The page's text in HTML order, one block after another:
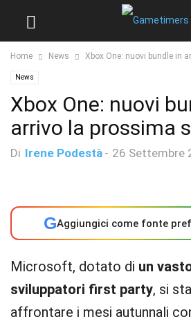
Home News Xbox One: nuovi bundle in
News
Xbox One: nuovi
arrivo la prossima
Di Irene Podestà - 26 Settembre
GAggiungici come fonte
Microsoft, dotato di un
sviluppatori first party, si
affrontare i mesi autunnali